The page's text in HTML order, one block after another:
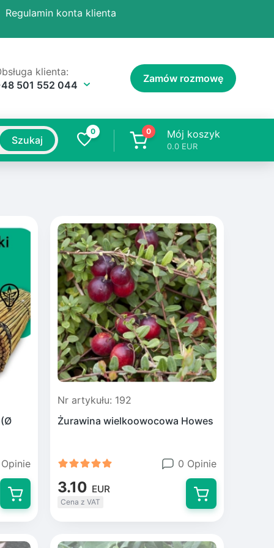
Regulamin konta klienta
klienta:
501 552 044
Zamów rozmowę
Szukaj
0 0 Mój koszyk
0.0 EUR
(Ø
Nr artykułu: 192
Żurawina wielkoowocowa Howes
0 Opinie
3.10 EUR
Cena z VAT